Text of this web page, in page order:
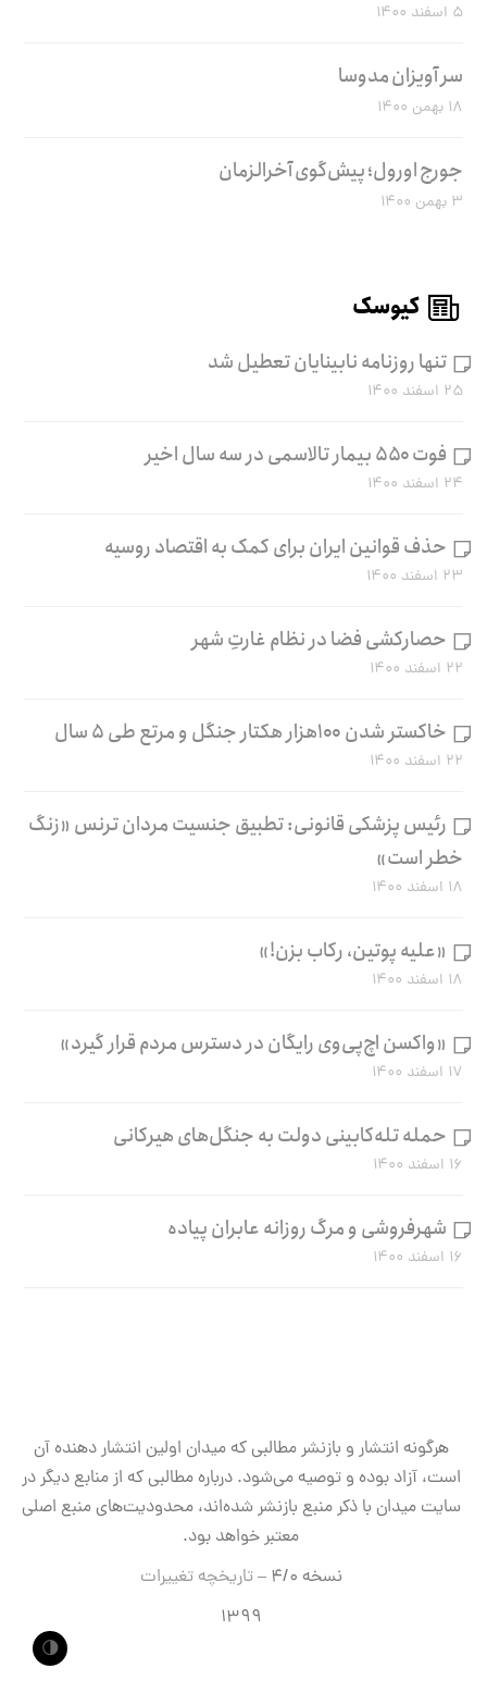
۵ اسفند ۱۴۰۰
سر آویزان مدوسا
۱۸ بهمن ۱۴۰۰
جورج اورول؛ پیش‌گوی آخرالزمان
۳ بهمن ۱۴۰۰
کیوسک
تنها روزنامه نابینایان تعطیل شد
۲۵ اسفند ۱۴۰۰
فوت ۵۵۰ بیمار تالاسمی در سه سال اخیر
۲۴ اسفند ۱۴۰۰
حذف قوانین ایران برای کمک به اقتصاد روسیه
۲۳ اسفند ۱۴۰۰
حصارکشی فضا در نظام غارتِ شهر
۲۲ اسفند ۱۴۰۰
خاکستر شدن ۱۰۰هزار هکتار جنگل و مرتع طی ۵ سال
۲۲ اسفند ۱۴۰۰
رئیس پزشکی قانونی: تطبیق جنسیت مردان ترنس «زنگ
خطر است»
۱۸ اسفند ۱۴۰۰
«علیه پوتین، رکاب بزن!»
۱۸ اسفند ۱۴۰۰
«واکسن اچ‌پی‌وی رایگان در دسترس مردم قرار گیرد»
۱۷ اسفند ۱۴۰۰
حمله تله‌کابینی دولت به جنگل‌های هیرکانی
۱۶ اسفند ۱۴۰۰
شهرفروشی و مرگ روزانه عابران پیاده
۱۶ اسفند ۱۴۰۰
هرگونه انتشار و بازنشر مطالبی که میدان اولین انتشار دهنده آن
است، آزاد بوده و توصیه می‌شود. درباره مطالبی که از منابع دیگر در
سایت میدان با ذکر منبع بازنشر شده‌اند، محدودیت‌های منبع اصلی
معتبر خواهد بود.
نسخه ۴/۰ –
تاریخچه تغییرات
۱۳۹۹
🌗